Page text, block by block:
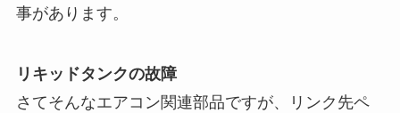
事があります。
リキッドタンクの故障
さてそんなエアコン関連部品ですが、リンク先ペ